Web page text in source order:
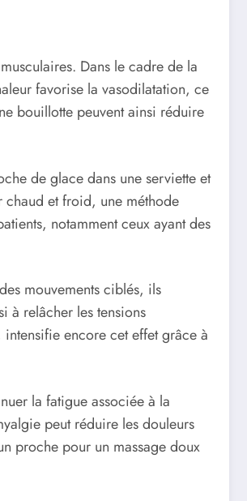
Dans le cadre de la
favorise la vasodilatation, ce
bouillotte peuvent ainsi réduire
de glace dans une serviette et
chaud et froid, une méthode
notamment ceux ayant des
mouvements ciblés, ils
à relâcher les tensions
intensifie encore cet effet grâce à
la fatigue associée à la
peut réduire les douleurs
proche pour un massage doux